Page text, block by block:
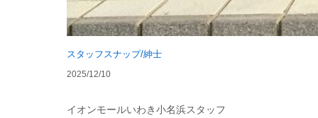
スタッフスナップ/紳士
2025/12/10
イオンモールいわき小名浜スタッフ